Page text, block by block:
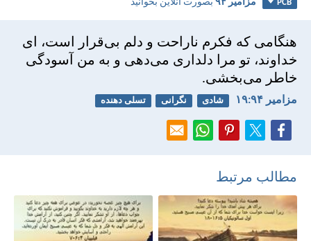
PCB مزامير ۹۴ بصورت آنلاین بخوانید
هنگامی كه فكرم ناراحت و دلم بی‌قرار است، ای
خداوند، تو مرا دلداری می‌دهی و به من آسودگی
خاطر می‌بخشی.
مزامير ۹۴:‏۱۹ شادی نگرانی تسلی دهنده
مطالب مرتبط